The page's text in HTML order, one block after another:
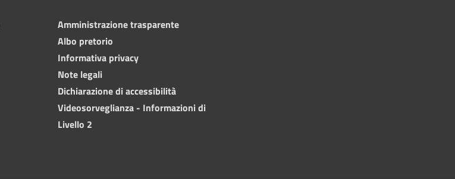
Amministrazione trasparente
Albo pretorio
Informativa privacy
Note legali
Dichiarazione di accessibilità
Videosorveglianza - Informazioni di
Livello 2